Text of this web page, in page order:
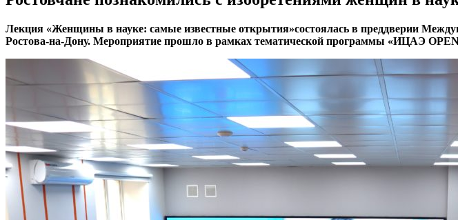
Лекция «Женщины в науке: самые известные открытия»состоялась в преддверии
Ростова-на-Дону. Мероприятие прошло в рамках тематической программы «ИЦАЭ